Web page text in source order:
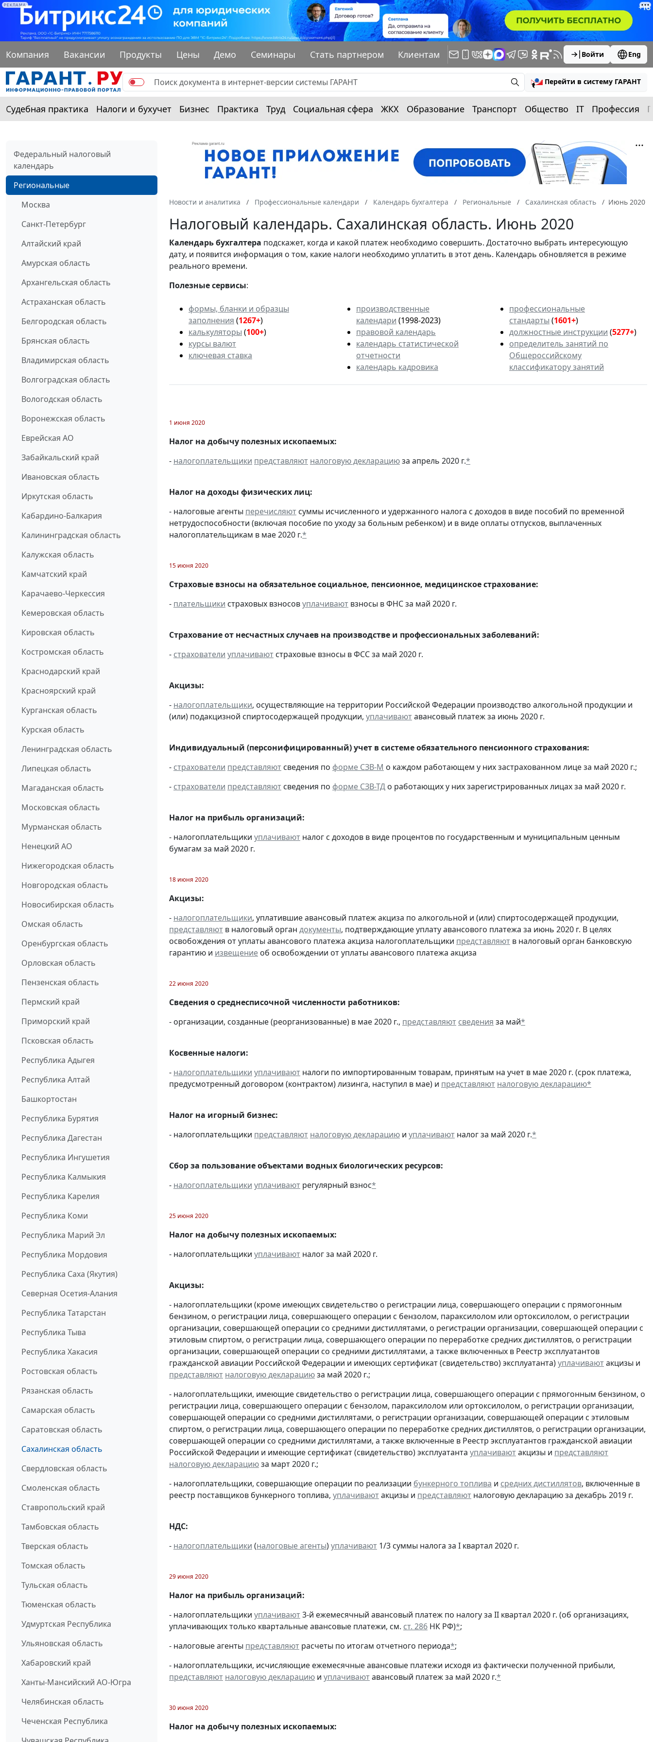
РЕКЛАМА
Компания Вакансии Продукты Цены Демо Семинары Стать партнером Клиентам Войти Eng
Перейти в систему ГАРАНТ
Судебная практика Налоги и бухучет Бизнес Практика Труд Социальная сфера ЖКХ Образование Транспорт Общество IT Профессия
Федеральный налоговый
календарь
Региональные
Москва
Санкт-Петербург
Алтайский край
Амурская область
Архангельская область
Астраханская область
Белгородская область
Брянская область
Владимирская область
Волгоградская область
Вологодская область
Воронежская область
Еврейская АО
Забайкальский край
Ивановская область
Иркутская область
Кабардино-Балкария
Калининградская область
Калужская область
Камчатский край
Карачаево-Черкессия
Кемеровская область
Кировская область
Костромская область
Краснодарский край
Красноярский край
Курганская область
Курская область
Ленинградская область
Липецкая область
Магаданская область
Московская область
Мурманская область
Ненецкий АО
Нижегородская область
Новгородская область
Новосибирская область
Омская область
Оренбургская область
Орловская область
Пензенская область
Пермский край
Приморский край
Псковская область
Республика Адыгея
Республика Алтай
Башкортостан
Республика Бурятия
Республика Дагестан
Республика Ингушетия
Республика Калмыкия
Республика Карелия
Республика Коми
Республика Марий Эл
Республика Мордовия
Республика Саха (Якутия)
Северная Осетия-Алания
Республика Татарстан
Республика Тыва
Республика Хакасия
Ростовская область
Рязанская область
Самарская область
Саратовская область
Сахалинская область
Свердловская область
Смоленская область
Ставропольский край
Тамбовская область
Тверская область
Томская область
Тульская область
Тюменская область
Удмуртская Республика
Ульяновская область
Хабаровский край
Ханты-Мансийский АО-Югра
Челябинская область
Чеченская Республика
Новости и аналитика Профессиональные календари Календарь бухгалтера Региональные Сахалинская область Июнь 2020
Налоговый календарь. Сахалинская область. Июнь 2020
Календарьбухгалтера подскажет, когда и какой платеж необходимо совершить. Достаточно выбрать интересующую
дату, и появится информация о том, какие налоги необходимо уплатить в этот день. Календарь обновляется в режиме
реального времени.
Полезные сервисы:
формы, бланки и образцы
заполнения (1267+)
калькуляторы (100+)
курсы валют
ключевая ставка
производственные
календари (1998-2023)
правовой календарь
календарь статистической
отчетности
календарь кадровика
профессиональные
стандарты (1601+)
должностные инструкции (5277+)
определитель занятий по
Общероссийскому
классификатору занятий
1 июня 2020
Налог на добычу полезных ископаемых:
- налогоплательщики представляют налоговую декларациюза апрель 2020 г.*
Налог на доходы физических лиц:
- налоговые агенты перечисляют суммы исчисленного и удержанного налога с доходов в виде пособий по временной
нетрудоспособности (включая пособие по уходу за больным ребенком) и в виде оплаты отпусков, выплаченных
налогоплательщикам в мае 2020 г.*
15 июня 2020
Страховые взносы на обязательное социальное, пенсионное, медицинское страхование:
- плательщики страховых взносовуплачивают взносы в ФНС за май 2020 г.
Страхование от несчастных случаев на производстве и профессиональных заболеваний:
- страхователи уплачивают страховые взносы в ФСС за май 2020 г.
Акцизы:
- налогоплательщики, осуществляющие на территории Российской Федерации производство алкогольной продукции и
(или) подакцизной спиртосодержащей продукции, уплачиваютавансовый платеж за июнь 2020 г.
Индивидуальный (персонифицированный) учет в системе обязательного пенсионного страхования:
- страхователи представляют сведения по форме СЗВ-М о каждом работающем у них застрахованном лице за май 2020 г.;
- страхователи представляют сведения по форме СЗВ-ТД о работающих у них зарегистрированных лицах за май 2020 г.
Налог на прибыль организаций:
- налогоплательщики уплачивают налог с доходов в виде процентов по государственным и муниципальным ценным
бумагам за май 2020 г.
18 июня 2020
Акцизы:
- налогоплательщики, уплатившие авансовый платеж акциза по алкогольной и (или) спиртосодержащей продукции,
представляют в налоговый орган документы, подтверждающие уплату авансового платежа за июнь 2020 г. В целях
освобождения от уплаты авансового платежа акциза налогоплательщики представляют в налоговый орган банковскую
гарантию и извещение об освобождении от уплаты авансового платежа акциза
22 июня 2020
Сведения о среднесписочной численности работников:
- организации, созданные (реорганизованные) в мае 2020 г., представляют сведения за май*
Косвенные налоги:
- налогоплательщики уплачивают налоги по импортированным товарам, принятым на учет в мае 2020 г. (срок платежа,
предусмотренный договором (контрактом) лизинга, наступил в мае) и представляют налоговую декларацию*
Налог на игорный бизнес:
- налогоплательщики представляют налоговую декларацию и уплачивают налог за май 2020 г.*
Сбор за пользование объектами водных биологических ресурсов:
- налогоплательщики уплачивают регулярный взнос*
25 июня 2020
Налог на добычу полезных ископаемых:
- налогоплательщики уплачивают налог за май 2020 г.
Акцизы:
- налогоплательщики (кроме имеющих свидетельство о регистрации лица, совершающего операции с прямогонным
бензином, о регистрации лица, совершающего операции с бензолом, параксилолом или ортоксилолом, о регистрации
организации, совершающей операции со средними дистиллятами, о регистрации организации, совершающей операции с
этиловым спиртом, о регистрации лица, совершающего операции по переработке средних дистиллятов, о регистрации
организации, совершающей операции со средними дистиллятами, а также включенных в Реестр эксплуатантов
гражданской авиации Российской Федерации и имеющих сертификат (свидетельство) эксплуатанта)уплачиваютакцизы и
представляют налоговую декларациюза май 2020 г.;
- налогоплательщики, имеющие свидетельство о регистрации лица, совершающего операции с прямогонным бензином, о
регистрации лица, совершающего операции с бензолом, параксилолом или ортоксилолом, о регистрации организации,
совершающей операции со средними дистиллятами, о регистрации организации, совершающей операции с этиловым
спиртом, о регистрации лица, совершающего операции по переработке средних дистиллятов, о регистрации организации,
совершающей операции со средними дистиллятами, а также включенные в Реестр эксплуатантов гражданской авиации
Российской Федерации и имеющие сертификат (свидетельство) эксплуатанта уплачиваютакцизы и представляют
налоговую декларациюза март 2020 г.;
- налогоплательщики, совершающие операции по реализации бункерного топлива и средних дистиллятов, включенные в
реестр поставщиков бункерного топлива, уплачиваютакцизы и представляют налоговую декларацию за декабрь 2019 г.
НДС:
- налогоплательщики (налоговые агенты)уплачивают 1/3 суммы налога за I квартал 2020 г.
29 июня 2020
Налог на прибыль организаций:
- налогоплательщики уплачивают3-й ежемесячный авансовый платеж по налогу за II квартал 2020 г. (об организациях,
уплачивающих только квартальные авансовые платежи, см. ст. 286 НК РФ)*;
- налоговые агенты представляют расчеты по итогам отчетного периода*;
- налогоплательщики, исчисляющие ежемесячные авансовые платежи исходя из фактически полученной прибыли,
представляют налоговую декларацию и уплачиваютавансовый платеж за май 2020 г.*
30 июня 2020
Налог на добычу полезных ископаемых: